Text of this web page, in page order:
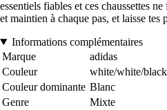
essentiels fiables et ces chaussettes
et maintien à chaque pas, et laisse tes
Informations complémentaires
Marque
adidas
Couleur
white/white/black
Couleur dominante Blanc
Genre
Mixte